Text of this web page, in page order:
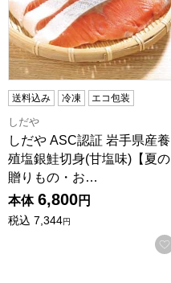
送料込み 冷凍 エコ包装
しだや
しだや ASC認証 岩手県産養
殖塩銀鮭切身(甘塩味)【夏の
贈りもの・お…
本体 6,800円
税込 7,344円